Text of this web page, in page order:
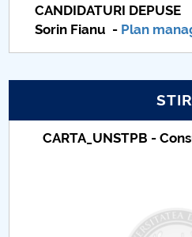
Proiect PRIM STUD
Proiect SU-ETIC
Protecția datelor personale
UNIVERSITATE pentru
Comisie de etica unversitară
CANDIDATURI DEPUSE
Sorin Fianu - Plan
CARTA_UNSTPB -